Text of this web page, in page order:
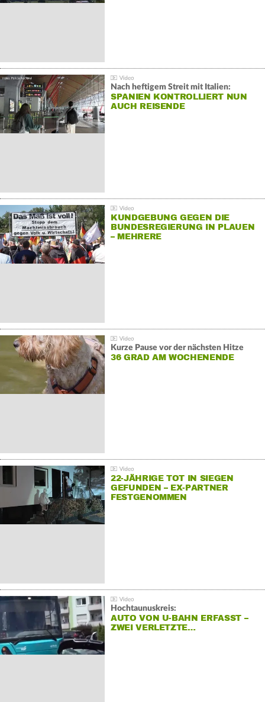
Nach heftigem Streit mit Italien:
SPANIEN KONTROLLIERT NUN
AUCH REISENDE
KUNDGEBUNG GEGEN DIE
BUNDESREGIERUNG IN PLAUEN
– MEHRERE
Kurze Pause vor der nächsten Hitze
36 GRAD AM WOCHENENDE
22-JÄHRIGE TOT IN SIEGEN
GEFUNDEN – EX-PARTNER
FESTGENOMMEN
Hochtaunuskreis:
AUTO VON U-BAHN ERFASST –
ZWEI VERLETZTE…